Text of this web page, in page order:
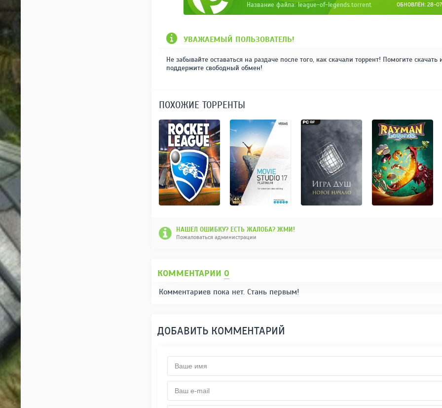
ОБНОВЛЁН: 28-
Название файла: league-of-legends.torrent
УВАЖАЕМЫЙ ПОЛЬЗОВАТЕЛЬ!
Не забывайте оставаться на раздаче после того, как скачали торрент! Помогите
поддержите свободный обмен!
ПОХОЖИЕ ТОРРЕНТЫ
НАШЕЛ ОШИБКУ? ЕСТЬ ЖАЛОБА? ЖМИ!
Пожаловаться администрации
КОММЕНТАРИИ 0
Комментариев пока нет. Стань первым!
ДОБАВИТЬ КОММЕНТАРИЙ